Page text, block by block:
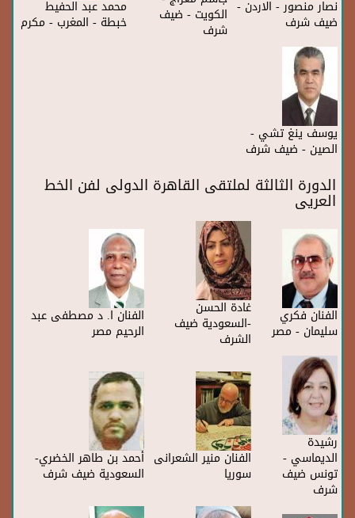
نصار منصور - الاردن -
ضيف شرف
جاسم معراج -
الكويت - ضيف
شرف
محمد عبد الحفيط
خبطة - المغرب - مكرم
يوسف ينغ تشي -
الصين - ضيف شرف
الدورة الثالثة لملتقى القاهرة الدولى لفن الخط
العريى
الفنان فكري
سليمان - مصر
غادة الحسن
-السعودية ضيف
الشرف
الفنان ا. د مصطفى عبد
الرحيم مصر
رشيدة
الديماسي -
تونس ضيف
شرف
الفنان منير الشعرانى
سوريا
أحمد بن طاهر الخضري-
السعودية ضيف شرف